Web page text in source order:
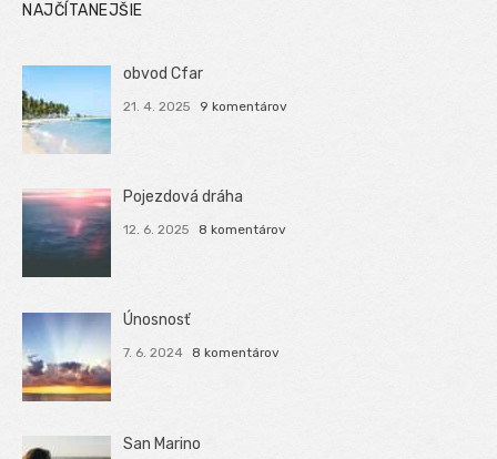
NAJČÍTANEJŠIE
obvod Cfar
21. 4. 2025 9 komentárov
Pojezdová dráha
12. 6. 2025 8 komentárov
Únosnosť
7. 6. 2024 8 komentárov
San Marino